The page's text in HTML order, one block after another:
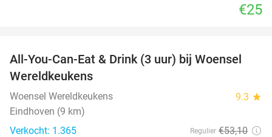
€25
15%
All-You-Can-Eat & Drink (3 uur) bij Woensel
Wereldkeukens
Woensel Wereldkeukens 9.3 star
Eindhoven (9 km)
Verkocht: 1.365
Regulier €53,10